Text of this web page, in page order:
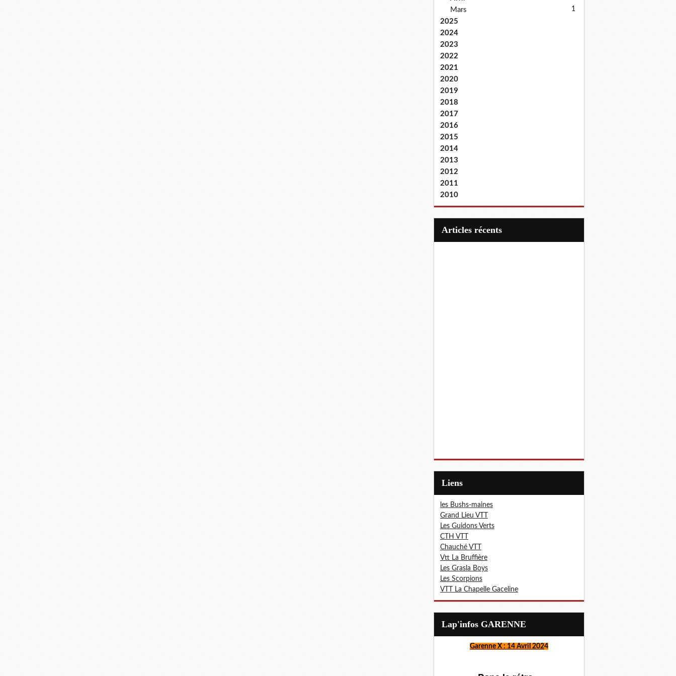
Mars 1
2025
2024
2023
2022
2021
2020
2019
2018
2017
2016
2015
2014
2013
2012
2011
2010
articles récents
Liens
les Bushs-maines
Grand Lieu VTT
Les Guidons Verts
CTH VTT
Chauché VTT
Vtt La Bruffière
Les Grasla Boys
Les Scorpions
VTT La Chapelle Gaceline
Lap'infos GARENNE
Garenne X : 14 Avril 2024